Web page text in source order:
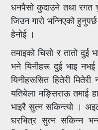
धनपैसो कुदाउने तथा रगत
जिउन गारो भन्निएको
हेनोई ।
तमाइको चिसो र तातो
भने यिनीहरू दुई भाइ नभई
यिनीहरूसित हितेरी
यतिबेला मङ्सिराऊ तमाई
भाइरै सुत्न सकिन्त्यो ।
घरभित्र सुत्न सकिन्न